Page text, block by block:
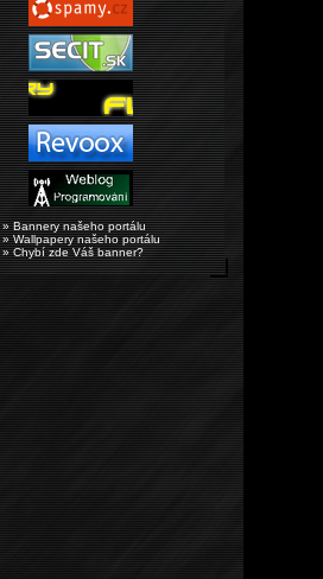
» Bannery našeho portálu
» Wallpapery našeho portálu
» Chybí zde Váš banner?